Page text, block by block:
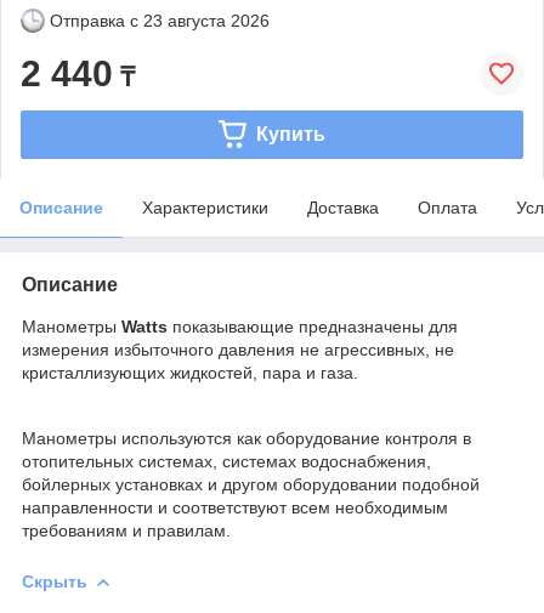
Отправка с 23 августа 2026
2 440 ₸
Купить
Описание Характеристики Доставка Оплата
Описание
Манометры Watts показывающие предназначены для
измерения избыточного давления не агрессивных, не
кристаллизующих жидкостей, пара и газа.
Манометры используются как оборудование контроля в
отопительных системах, системах водоснабжения,
бойлерных установках и другом оборудовании подобной
направленности и соответствуют всем необходимым
требованиям и правилам.
Скрыть